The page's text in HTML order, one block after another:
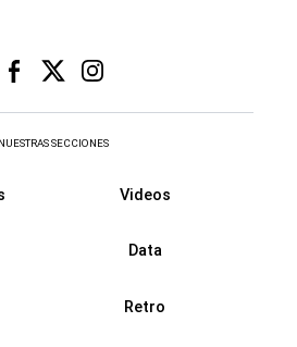
NUESTRAS SECCIONES
Videos
Data
Retro